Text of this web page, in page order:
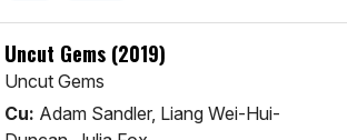
Uncut Gems (2019)
Uncut Gems
Cu: Adam Sandler, Liang Wei-Hui-